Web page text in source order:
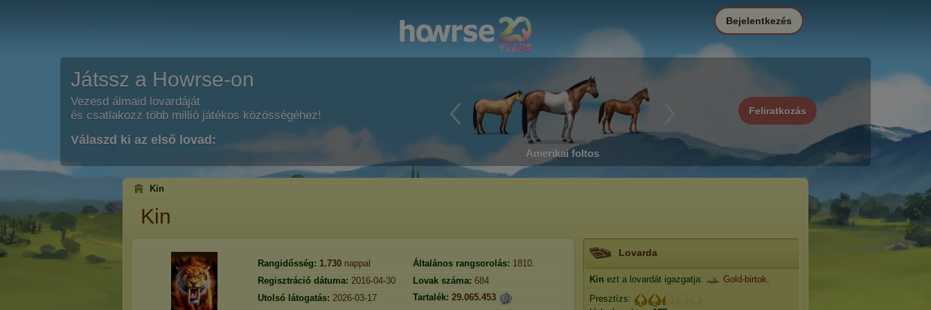
Játssz a Howrse-on
Vezesd álmaid lovardáját
és csatlakozz több millió játékos közösségéhez!
Válaszd ki az első lovad:
Amerikai foltos
Feliratkozás
Bejelentkezés
Kin
Kin
Rangidősség: 1.730 nappal Általános rangsorolás: 1810.
Regisztráció dátuma: 2016-04-30 Lovak száma: 684
Utolsó látogatás: 2026-03-17 Tartalék: 29.065.453
Lovarda
Kin ezt a lovardát igazgatja: Gold-birtok.
Presztízs: